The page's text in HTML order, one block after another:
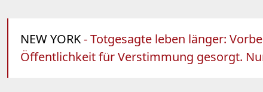
NEW YORK- Totgesagte leben länger:
Öffentlichkeit für Verstimmung gesorgt.